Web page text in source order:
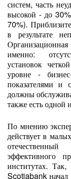
систем, часть
высокой - до
70%).
в результате
именно:
установок
уровне -
показателями и
должны
также есть одной
По мнению
действует в
эффективного
институтах.
Scotiabank начал